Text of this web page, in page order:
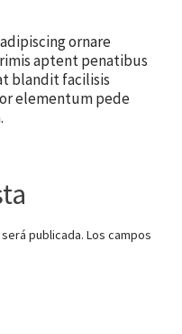
ornare
aptent penatibus
blandit facilisis
elementum pede
publicada. Los campos